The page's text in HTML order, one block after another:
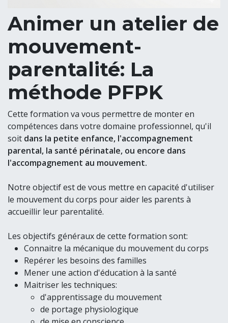
Animer un atelier de
mouvement-
parentalité: La
méthode PFPK
Cette formation va vous permettre de monter en
compétences dans votre domaine professionnel, qu'il
soit dans la petite enfance, l'accompagnement
parental, la santé périnatale, ou encore dans
l'accompagnement au mouvement.
Notre objectif est de vous mettre en capacité d'utiliser
le mouvement du corps pour aider les parents à
accueillir leur parentalité.
Les objectifs généraux de cette formation sont:
Connaitre la mécanique du mouvement du corps
Repérer les besoins des familles
Mener une action d'éducation à la santé
Maitriser les techniques:
d'apprentissage du mouvement
de portage physiologique